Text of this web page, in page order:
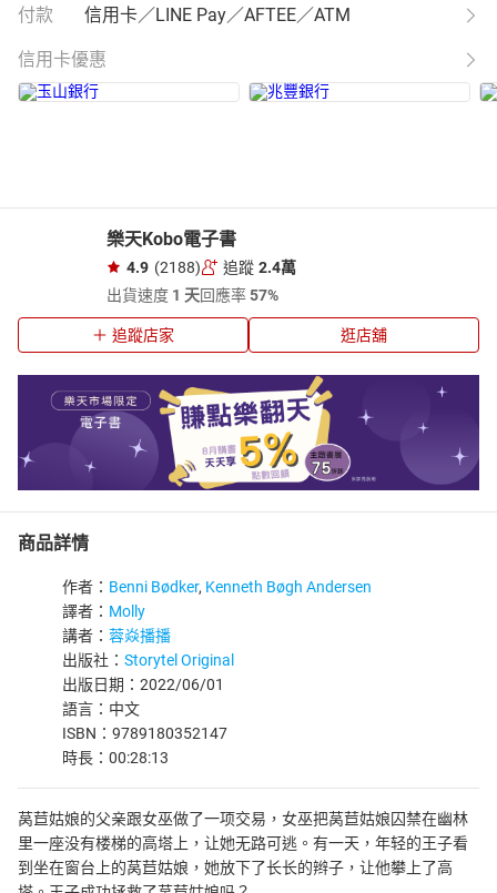
付款 信用卡／LINE Pay／AFTEE／ATM
信用卡優惠
樂天Kobo電子書
4.9 (2188) 追蹤 2.4萬
出貨速度 1 天回應率57%
追蹤店家 逛店舖
商品詳情
作者： Benni Bødker, Kenneth Bøgh Andersen
譯者： Molly
講者： 蓉焱播播
出版社： Storytel Original
出版日期：2022/06/01
語言：中文
ISBN：9789180352147
時長：00:28:13
莴苣姑娘的父亲跟女巫做了一项交易，女巫把莴苣姑娘囚禁在幽林
里一座没有楼梯的高塔上，让她无路可逃。有一天，年轻的王子看
到坐在窗台上的莴苣姑娘，她放下了长长的辫子，让他攀上了高